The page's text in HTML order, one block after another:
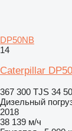
DP50NB
14
Caterpillar
367 300 TJS 34
Дизельный
2018
38 139 м/ч